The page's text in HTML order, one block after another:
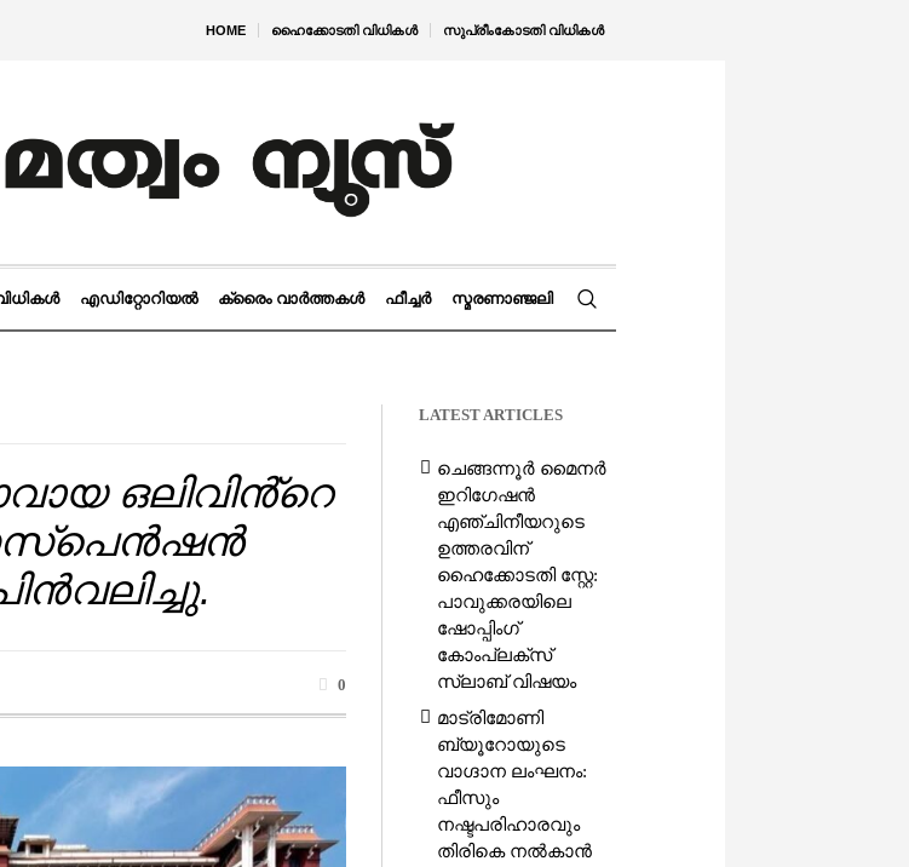
HOME ഹൈക്കോടതി വിധികൾ സുപ്രീംകോടതി വിധികൾ
എഡിറ്റോറിയൽ ക്രൈം വാർത്തകൾ ഫീച്ചർ സ്മരണാഞ്ജലി
ഒലിവിൻ്റെ
0
LATEST ARTICLES
ചെങ്ങന്നൂർ മൈനർ
ഇറിഗേഷൻ
എഞ്ചിനീയറുടെ
ഉത്തരവിന്
ഹൈക്കോടതി സ്റ്റേ:
പാവുക്കരയിലെ
ഷോപ്പിംഗ്
കോംപ്ലക്സ്
സ്ലാബ് വിഷയം
മാട്രിമോണി
ബ്യൂറോയുടെ
വാഗ്ദാന ലംഘനം:
ഫീസും
നഷ്ടപരിഹാരവും
തിരികെ നൽകാൻ